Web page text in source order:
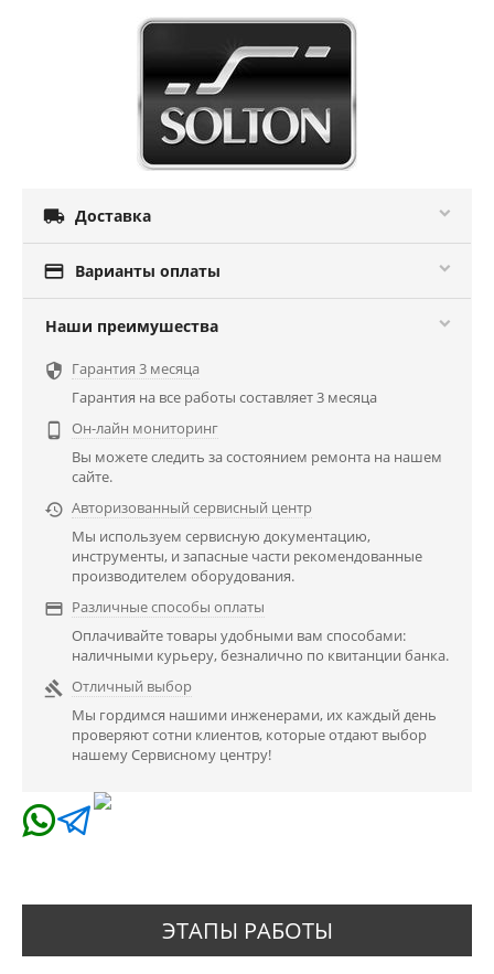
 Доставка
 Варианты оплаты
Наши преимушества
 Гарантия 3 месяца
Гарантия на все работы составляет 3 месяца

Он-лайн мониторинг
Вы можете следить за состоянием ремонта на нашем
сайте.
 Авторизованный сервисный центр
Мы используем сервисную документацию,
инструменты, и запасные части рекомендованные
производителем оборудования.
 Различные способы оплаты
Оплачивайте товары удобными вам способами:
наличными курьеру, безналично по квитанции банка.
 Отличный выбор
Мы гордимся нашими инженерами, их каждый день
проверяют сотни клиентов, которые отдают выбор
нашему Сервисному центру!
ЭТАПЫ РАБОТЫ